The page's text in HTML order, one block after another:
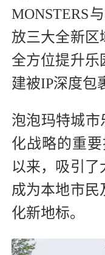
MONSTERS
放三大全新区
全方位提升乐
建被IP深度包
泡泡玛特城市
化战略的重要
以来，吸引了
成为本地市民
化新地标。